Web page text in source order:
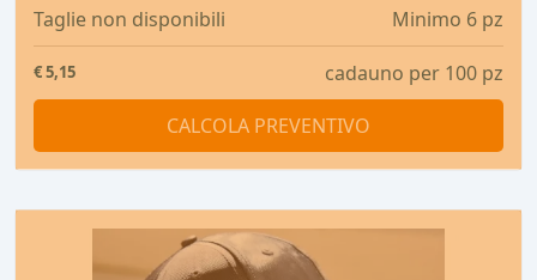
Taglie non disponibili Minimo 6 pz
€5,15
cadauno per 100 pz
CALCOLA PREVENTIVO